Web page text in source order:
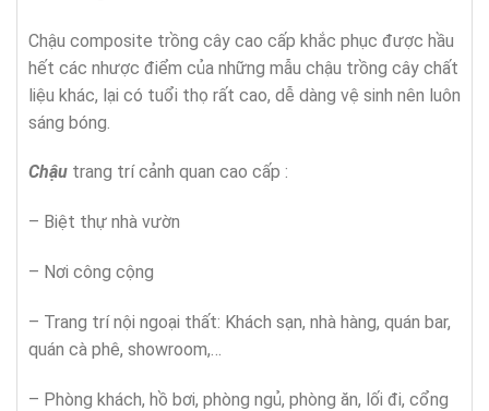
Chậu composite trồng cây cao cấp khắc phục được hầu
hết các nhược điểm của những mẫu chậu trồng cây chất
liệu khác, lại có tuổi thọ rất cao, dễ dàng vệ sinh nên luôn
sáng bóng.
Chậu trang trí cảnh quan cao cấp :
– Biệt thự nhà vườn
– Nơi công cộng
– Trang trí nội ngoại thất: Khách sạn, nhà hàng, quán bar,
quán cà phê, showroom,…
– Phòng khách, hồ bơi, phòng ngủ, phòng ăn, lối đi, cổng